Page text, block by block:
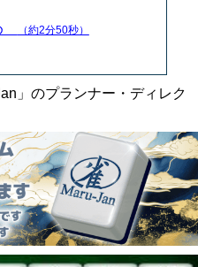
（約2分50秒）
」のプランナー・ディレク